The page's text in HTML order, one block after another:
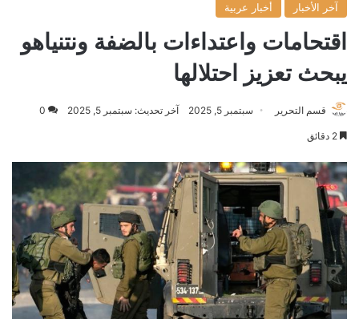
آخر الأخبار أخبار عربية
اقتحامات واعتداءات بالضفة ونتنياهو
يبحث تعزيز احتلالها
قسم التحرير سبتمبر 5, 2025 آخر تحديث: سبتمبر 5, 2025 0